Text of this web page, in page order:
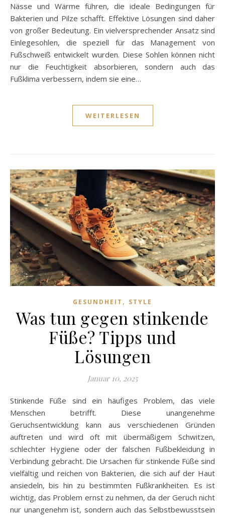
Nässe und Wärme führen, die ideale Bedingungen für
Bakterien und Pilze schafft. Effektive Lösungen sind daher
von großer Bedeutung. Ein vielversprechender Ansatz sind
Einlegesohlen, die speziell für das Management von
Fußschweiß entwickelt wurden. Diese Sohlen können nicht
nur die Feuchtigkeit absorbieren, sondern auch das
Fußklima verbessern, indem sie eine…
WEITERLESEN
GESUNDHEIT , STYLE
Was tun gegen stinkende
Füße? Tipps und
Lösungen
Januar 10, 2025
Stinkende Füße sind ein häufiges Problem, das viele
Menschen betrifft. Diese unangenehme
Geruchsentwicklung kann aus verschiedenen Gründen
auftreten und wird oft mit übermäßigem Schwitzen,
schlechter Hygiene oder der falschen Fußbekleidung in
Verbindung gebracht. Die Ursachen für stinkende Füße sind
vielfältig und reichen von Bakterien, die sich auf der Haut
ansiedeln, bis hin zu bestimmten Fußkrankheiten. Es ist
wichtig, das Problem ernst zu nehmen, da der Geruch nicht
nur unangenehm ist, sondern auch das Selbstbewusstsein